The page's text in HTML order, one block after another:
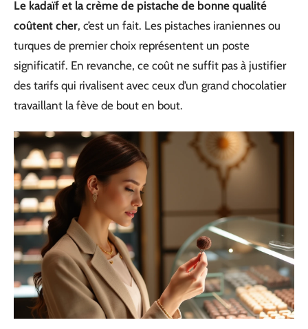
Le kadaïf et la crème de pistache de bonne qualité
coûtent cher, c’est un fait. Les pistaches iraniennes ou
turques de premier choix représentent un poste
significatif. En revanche, ce coût ne suffit pas à justifier
des tarifs qui rivalisent avec ceux d’un grand chocolatier
travaillant la fève de bout en bout.